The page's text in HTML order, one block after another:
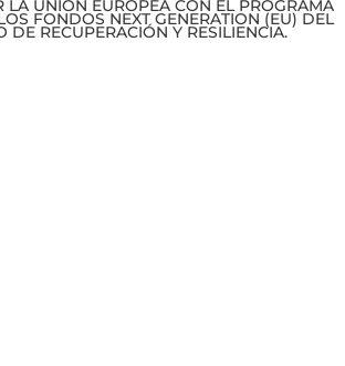
LA UNIÓN EUROPEA CON EL PROGRAMA
FONDOS NEXT GENERATION (EU) DEL
DE RECUPERACIÓN Y RESILIENCIA.